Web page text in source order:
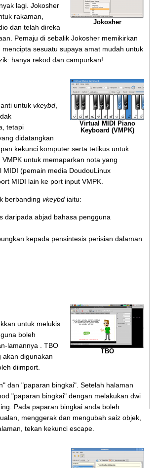
Jokosher
lagi. Jokosher
rakaman,
dan telah direka
Pemaju di sebalik Jokosher memikirkan
sesuatu supaya amat mudah untuk
hanya rekod dan campurkan!
Virtual MIDI Piano
Keyboard (VMPK)
untuk vkeybd,
tetapi
didatangkan
kekunci komputer serta tetikus untuk
untuk memaparkan nota yang
(pemain media DoudouLinux
MIDI lain ke port input VMPK.
berbanding vkeybdiaitu:
daripada abjad bahasa pengguna
kepada pensintesis perisian dalaman
TBO
untuk melukis
boleh
lamannya . TBO
akan digunakan
diimport.
dan "paparan bingkai". Setelah halaman
"paparan bingkai" dengan melakukan dwi
Pada paparan bingkai anda boleh
menggerak dan mengubah saiz objek,
tekan kekunci escape.